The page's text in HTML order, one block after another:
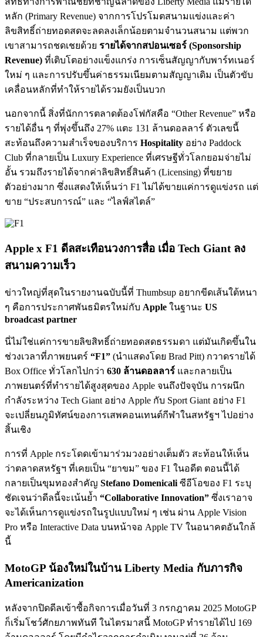
หลัก (Primary Revenue) จากการโปรโมตสนามแข่งและค่า
ลิขสิทธิ์ถ่ายทอดสดจะลดลงเล็กน้อยตามจำนวนสนาม แต่พวก
เขาสามารถชดเชยด้วย รายได้จากสปอนเซอร์ (Sponsorship
Revenue) ที่เติบโตอย่างแข็งแกร่ง การเซ็นสัญญากับพาร์ทเนอร์
ใหม่ ๆ และการปรับขึ้นค่าธรรมเนียมตามสัญญาเดิม เป็นตัวขับ
เคลื่อนหลักที่ทำให้รายได้รวมยังเป็นบวก
นอกจากนี้ สิ่งที่นักการตลาดต้องโฟกัสคือ “Other Revenue” หรือ
รายได้อื่น ๆ ที่พุ่งขึ้นถึง 27% แตะ 131 ล้านดอลลาร์ ตัวเลขนี้
สะท้อนถึงความสำเร็จของบริการ Hospitality อย่าง Paddock
Club ที่กลายเป็น Luxury Experience ที่เศรษฐีทั่วโลกยอมจ่ายไม่
อั้น รวมถึงรายได้จากค่าลิขสิทธิ์สินค้า (Licensing) ที่ขยาย
ตัวอย่างมาก ซึ่งแสดงให้เห็นว่า F1 ไม่ได้ขายแค่การดูแข่งรถ แต่
ขาย “ประสบการณ์” และ “ไลฟ์สไตล์”
Apple x F1 ดีลสะเทือนวงการสื่อ เมื่อ Tech Giant ลง
สนามความเร็ว
ข่าวใหญ่ที่สุดในรายงานฉบับนี้ที่ Thumbsup อยากขีดเส้นใต้หนา
ๆ คือการประกาศพันธมิตรใหม่กับ Apple ในฐานะ US
broadcast partner
นี่ไม่ใช่แค่การขายลิขสิทธิ์ถ่ายทอดสดธรรมดา แต่มันเกิดขึ้นใน
ช่วงเวลาที่ภาพยนตร์ “F1” (นำแสดงโดย Brad Pitt) กวาดรายได้
Box Office ทั่วโลกไปกว่า 630 ล้านดอลลาร์ และกลายเป็น
ภาพยนตร์ที่ทำรายได้สูงสุดของ Apple จนถึงปัจจุบัน การผนึก
กำลังระหว่าง Tech Giant อย่าง Apple กับ Sport Giant อย่าง F1
จะเปลี่ยนภูมิทัศน์ของการเสพคอนเทนต์กีฬาในสหรัฐฯ ไปอย่าง
สิ้นเชิง
การที่ Apple กระโดดเข้ามาร่วมวงอย่างเต็มตัว สะท้อนให้เห็น
ว่าตลาดสหรัฐฯ ที่เคยเป็น “ยาขม” ของ F1 ในอดีต ตอนนี้ได้
กลายเป็นขุมทองสำคัญ Stefano Domenicali ซีอีโอของ F1 ระบุ
ชัดเจนว่าดีลนี้จะเน้นย้ำ “Collaborative Innovation” ซึ่งเราอาจ
จะได้เห็นการดูแข่งรถในรูปแบบใหม่ ๆ เช่น ผ่าน Apple Vision
Pro หรือ Interactive Data บนหน้าจอ Apple TV ในอนาคตอันใกล้
นี้
MotoGP น้องใหม่ในบ้าน Liberty Media กับภารกิจ
Americanization
หลังจากปิดดีลเข้าซื้อกิจการเมื่อวันที่ 3 กรกฎาคม 2025 MotoGP
ก็เริ่มโชว์ศักยภาพทันที ในไตรมาสนี้ MotoGP ทำรายได้ไป 169